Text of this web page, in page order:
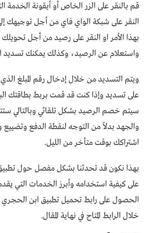
قم بالنقر على الزر الخاص أو أيقونة الخدمة
النقر على شبكة الواي فاي من أجل توجيهك
بهذا الأمر او النقر على رصيد من أجل
واستعلام عن الرصيد، وكذلك يمكنك تسديد
ويتم التسديد من خلال إدخال رقم المبلغ
على تسديد وإذا كنت قد قمت بربط بطاقتك
سيتم خصم الرصيد بشكل تلقائي وبالتالي
والجهد بدلاً من التوجه لنقطة الدفع وتضييع
اشتراكك بوقت متأخر من الليل.
بهذا نكون قد تحدثنا بشكل مفصل حول
على كيفية استخدامه وأبرز الخدمات التي
الحصول على رابط تحميل تطبيق ابن الحجري
خلال الرابط المتاح في نهاية المقال.